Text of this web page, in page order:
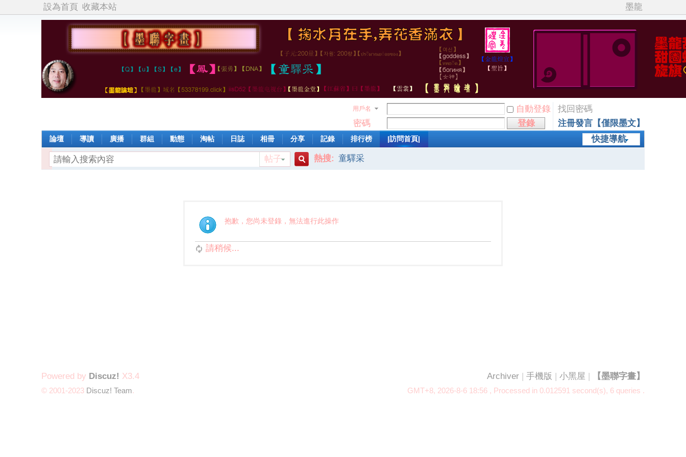
設為首頁 收藏本站 墨龍
用戶名 自動登錄
找回密碼
密碼
登錄
注冊發言【僅限墨文】
快捷導航
論壇 導讀 廣播 群組 動態 淘帖 日誌 相冊 分享 記錄 排行榜 |訪問首頁|
帖子
索
熱搜: 童驛采
抱歉，您尚未登錄，無法進行此操作
請稍候...
Archiver | 手機版 | 小黑屋 | 【墨聯字畫】
GMT+8, 2026-8-6 18:56 , Processed in 0.012591 second(s), 6 queries .
Powered by Discuz! X3.4
© 2001-2023 Discuz! Team.